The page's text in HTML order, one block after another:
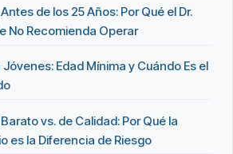
de los 25 Años: Por Qué el Dr.
No Recomienda Operar
Edad Mínima y Cuándo Es el
vs. de Calidad: Por Qué la
es la Diferencia de Riesgo